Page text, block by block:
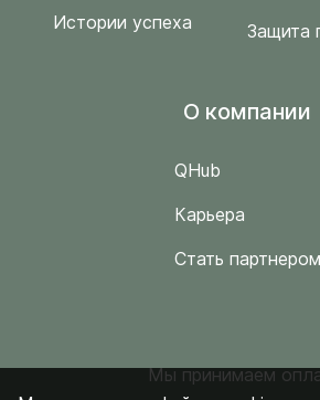
Истории успеха
Защита
O компании
QHub
Карьера
Стать партнером
Мы принимаем